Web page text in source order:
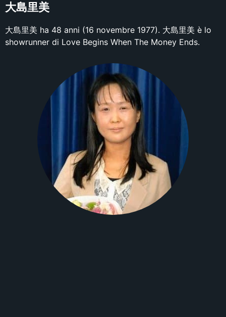
大島里美
大島里美 ha 48 anni (16 novembre 1977). 大島里美 è lo
showrunner di Love Begins When The Money Ends.